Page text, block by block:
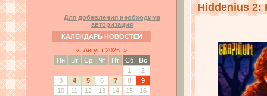
Для добавления необходима
авторизация
КАЛЕНДАРЬ НОВОСТЕЙ
« Август 2026 »
Пн
Вт Ср Чт Пт Сб
Вс
1
2
3
4 5 6 7 8
9
10
11 12 13 14 15
16
Hiddenius 2: